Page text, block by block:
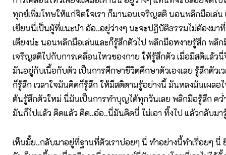
ทุกข์เพิ่มโทษให้แก่จิตใจเรา ก็มานอนเจริญสติ นอนพลิกมือเล่น
เขียนนี่เป็นผู้ที่แนะนำ อ้อ..อยู่ว่างๆ นะจะปฏิบัติธรรมไม่ต้องม
เตียงน่ะ นอนพลิกมือเล่นและก็รู้สึกตัวไป พลิกมือหงายรู้สึก พลิ
เจริญสติไปกับการเคลื่อนไหวของกาย ให้รู้สึกตัว เมื่อมีสติแล้ว
มันอยู่กับเนื้อกับตัว เป็นการศึกษาชีวิตศึกษาตัวเองเลย รู้สึกตัวเ
ก็รู้สึก เวลาใจมันคิดก็รู้สึก ให้มีสติตามรู้อย่างนี้ มันหลงมันเผลอไ
ต้นรู้สึกตัวใหม่ นี่มันเป็นการทำบุญได้ทุกวันเลย พลิกมือรู้สึก คว่
มันก็ไปแล้ว คิดแล้ว คิด..อ๋อ..นี่มันคิดนี่ ไม่เอา ทิ้งไป แล้วกลับมา
เห็นมั้ย..กลับมาอยู่ที่ฐานที่ตัวเราบ่อยๆ นี่ ทำอย่างนี้ทำเรื่อยๆ นี่